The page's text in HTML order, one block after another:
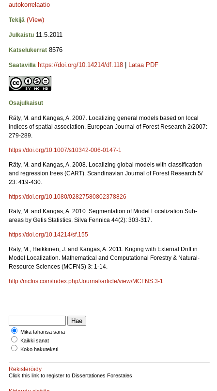
autokorrelaatio
Tekijä (View)
Julkaistu 11.5.2011
Katselukerrat 8576
Saatavilla https://doi.org/10.14214/df.118 Lataa PDF
Osajulkaisut
Räty, M. and Kangas, A. 2007. Localizing general models based on local
indices of spatial association. European Journal of Forest Research 2/2007:
279-289.
https://doi.org/10.1007/s10342-006-0147-1
Räty, M. and Kangas, A. 2008. Localizing global models with classification
and regression trees (CART). Scandinavian Journal of Forest Research 5/
23: 419-430.
https://doi.org/10.1080/02827580802378826
Räty, M. and Kangas, A. 2010. Segmentation of Model Localization Sub-
areas by Getis Statistics. Silva Fennica 44(2): 303-317.
https://doi.org/10.14214/sf.155
Räty, M., Heikkinen, J. and Kangas, A. 2011. Kriging with External Drift in
Model Localization. Mathematical and Computational Forestry & Natural-
Resource Sciences (MCFNS) 3: 1-14.
http://mcfns.com/index.php/Journal/article/view/MCFNS.3-1
Mikä tahansa sana
Kaikki sanat
Koko hakuteksti
Rekisteröidy
Click this link to register to Dissertationes Forestales.